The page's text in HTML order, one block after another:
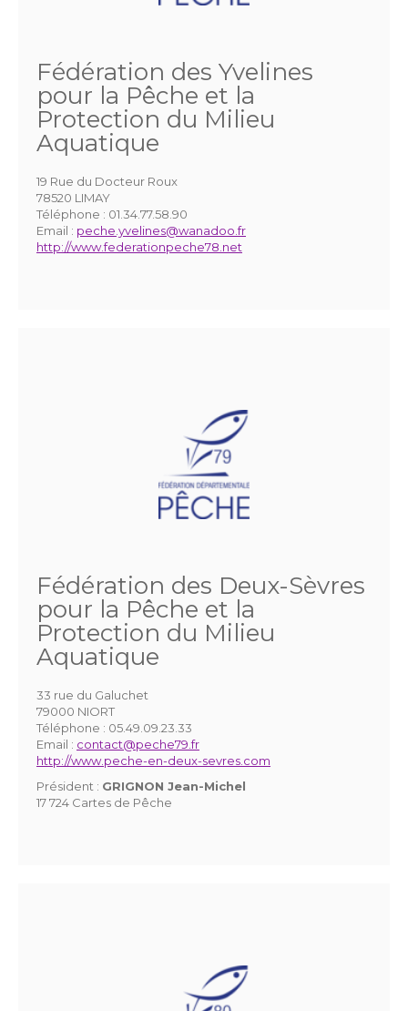
Fédération des Yvelines
pour la Pêche et la
Protection du Milieu
Aquatique
19 Rue du Docteur Roux
78520 LIMAY
Téléphone : 01.34.77.58.90
Email : peche.yvelines@wanadoo.fr
http://www.federationpeche78.net
Fédération des Deux-Sèvres
pour la Pêche et la
Protection du Milieu
Aquatique
33 rue du Galuchet
79000 NIORT
Téléphone : 05.49.09.23.33
Email : contact@peche79.fr
http://www.peche-en-deux-sevres.com
Président : GRIGNON Jean-Michel
17 724 Cartes de Pêche